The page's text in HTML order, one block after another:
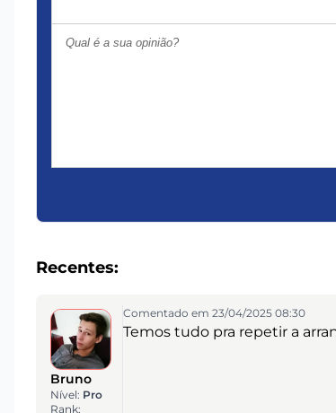
Recentes:
Bruno
Nível: Pro
Rank:
Comentado em 23/04/2025 08:30
Temos tudo pra repetir a